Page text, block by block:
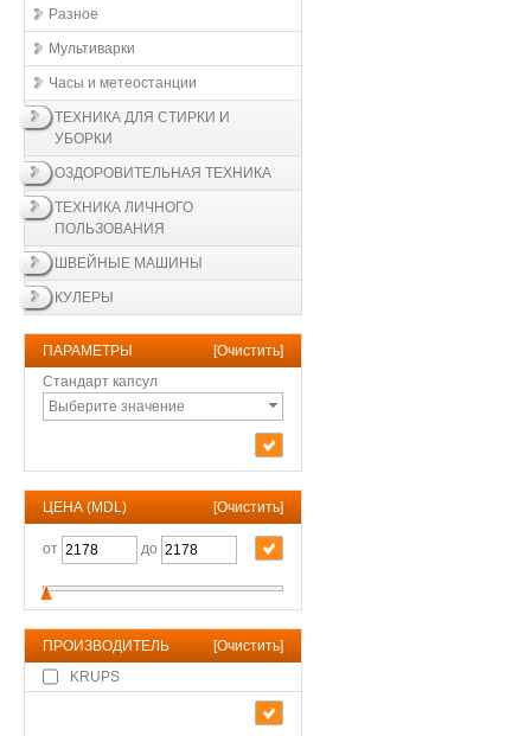
Разное
Мультиварки
Часы и метеостанции
ТЕХНИКА ДЛЯ СТИРКИ И
УБОРКИ
ОЗДОРОВИТЕЛЬНАЯ ТЕХНИКА
ТЕХНИКА ЛИЧНОГО
ПОЛЬЗОВАНИЯ
ШВЕЙНЫЕ МАШИНЫ
КУЛЕРЫ
ПАРАМЕТРЫ [Очистить]
Стандарт капсул
Выберите значение
ЦЕНА (MDL) [Очистить]
от до
ПРОИЗВОДИТЕЛЬ [Очистить]
KRUPS